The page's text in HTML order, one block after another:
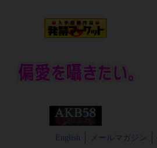
English メールマガジン